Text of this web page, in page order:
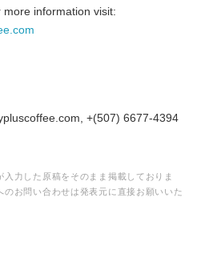
more information visit:
+(507) 6677-4394
力した原稿をそのまま掲載しておりま
のお問い合わせは発表元に直接お願いいた